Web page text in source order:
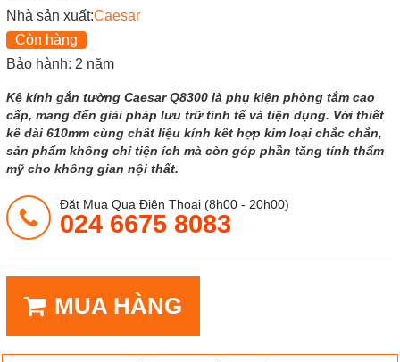
Nhà sản xuất:Caesar
Còn hàng
Bảo hành: 2 năm
Kệ kính gắn tường Caesar Q8300 là phụ kiện phòng tắm cao
cấp, mang đến giải pháp lưu trữ tinh tế và tiện dụng. Với thiết
kế dài 610mm cùng chất liệu kính kết hợp kim loại chắc chắn,
sản phẩm không chỉ tiện ích mà còn góp phần tăng tính thẩm
mỹ cho không gian nội thất.
Đặt Mua Qua Điện Thoại (8h00 - 20h00)
024 6675 8083
MUA HÀNG